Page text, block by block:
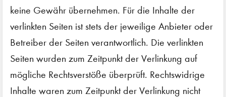
keine Gewähr übernehmen. Für die Inhalte der
verlinkten Seiten ist stets der jeweilige Anbieter oder
Betreiber der Seiten verantwortlich. Die verlinkten
Seiten wurden zum Zeitpunkt der Verlinkung auf
mögliche Rechtsverstöße überprüft. Rechtswidrige
Inhalte waren zum Zeitpunkt der Verlinkung nicht